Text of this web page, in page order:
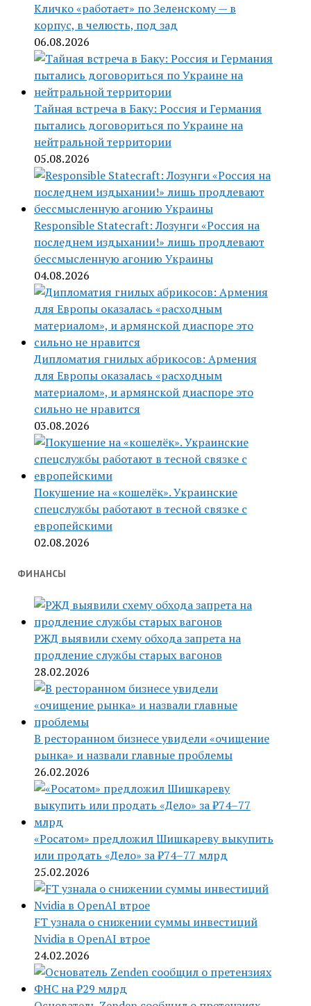
Кличко «работает» по Зеленскому — в
корпус, в челюсть, под зад
06.08.2026
Тайная встреча в Баку: Россия и Германия
пытались договориться по Украине на
нейтральной территории
05.08.2026
Responsible Statecraft: Лозунги «Россия на
последнем издыхании!» лишь продлевают
бессмысленную агонию Украины
04.08.2026
Дипломатия гнилых абрикосов: Армения
для Европы оказалась «расходным
материалом», и армянской диаспоре это
сильно не нравится
03.08.2026
Покушение на «кошелёк». Украинские
спецслужбы работают в тесной связке с
европейскими
02.08.2026
ФИНАНСЫ
РЖД выявили схему обхода запрета на
продление службы старых вагонов
28.02.2026
В ресторанном бизнесе увидели «очищение
рынка» и назвали главные проблемы
26.02.2026
«Росатом» предложил Шишкареву выкупить
или продать «Дело» за ₽74–77 млрд
25.02.2026
FT узнала о снижении суммы инвестиций
Nvidia в OpenAI втрое
24.02.2026